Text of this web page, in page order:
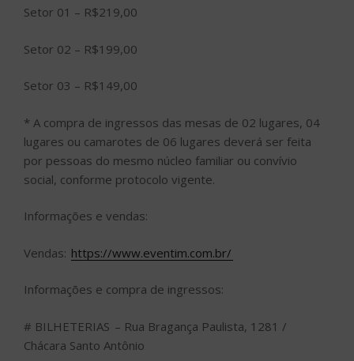
Setor 01 – R$219,00
Setor 02 – R$199,00
Setor 03 – R$149,00
* A compra de ingressos das mesas de 02 lugares, 04
lugares ou camarotes de 06 lugares deverá ser feita
por pessoas do mesmo núcleo familiar ou convívio
social, conforme protocolo vigente.
Informações e vendas:
Vendas: https://www.eventim.com.br/
Informações e compra de ingressos:
# BILHETERIAS – Rua Bragança Paulista, 1281 /
Chácara Santo Antônio